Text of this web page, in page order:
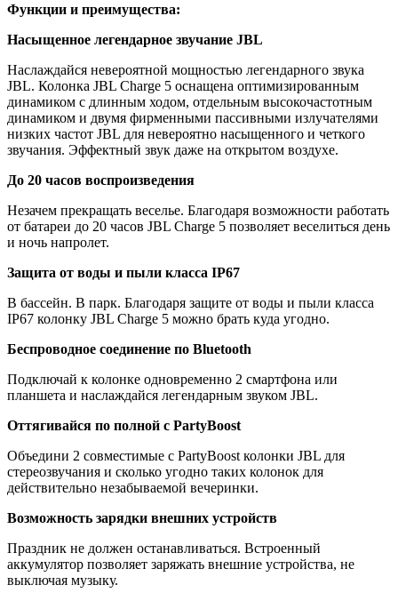
Функции и преимущества:
Насыщенное легендарное звучание JBL
Наслаждайся невероятной мощностью легендарного звука
JBL. Колонка JBL Charge 5 оснащена оптимизированным
динамиком с длинным ходом, отдельным высокочастотным
динамиком и двумя фирменными пассивными излучателями
низких частот JBL для невероятно насыщенного и четкого
звучания. Эффектный звук даже на открытом воздухе.
До 20 часов воспроизведения
Незачем прекращать веселье. Благодаря возможности работать
от батареи до 20 часов JBL Charge 5 позволяет веселиться день
и ночь напролет.
Защита от воды и пыли класса IP67
В бассейн. В парк. Благодаря защите от воды и пыли класса
IP67 колонку JBL Charge 5 можно брать куда угодно.
Беспроводное соединение по Bluetooth
Подключай к колонке одновременно 2 смартфона или
планшета и наслаждайся легендарным звуком JBL.
Оттягивайся по полной с PartyBoost
Объедини 2 совместимые с PartyBoost колонки JBL для
стереозвучания и сколько угодно таких колонок для
действительно незабываемой вечеринки.
Возможность зарядки внешних устройств
Праздник не должен останавливаться. Встроенный
аккумулятор позволяет заряжать внешние устройства, не
выключая музыку.